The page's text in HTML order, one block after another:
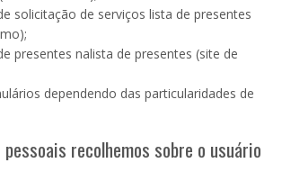
solicitação de serviços lista de presentes
presentes nalista de presentes (site de
dependendo das particularidades de
recolhemos sobre o usuário